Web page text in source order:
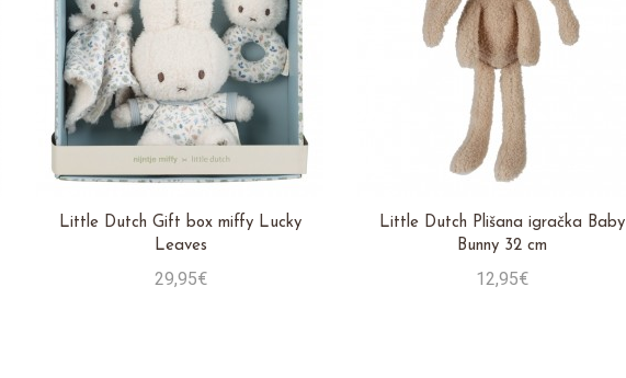
Little Dutch Gift box miffy Lucky
Leaves
29,95€
Little Dutch Plišana igračka Baby
Bunny 32 cm
12,95€